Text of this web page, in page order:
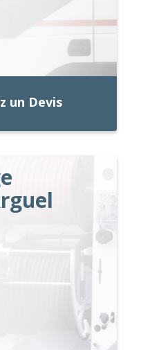
un Devis